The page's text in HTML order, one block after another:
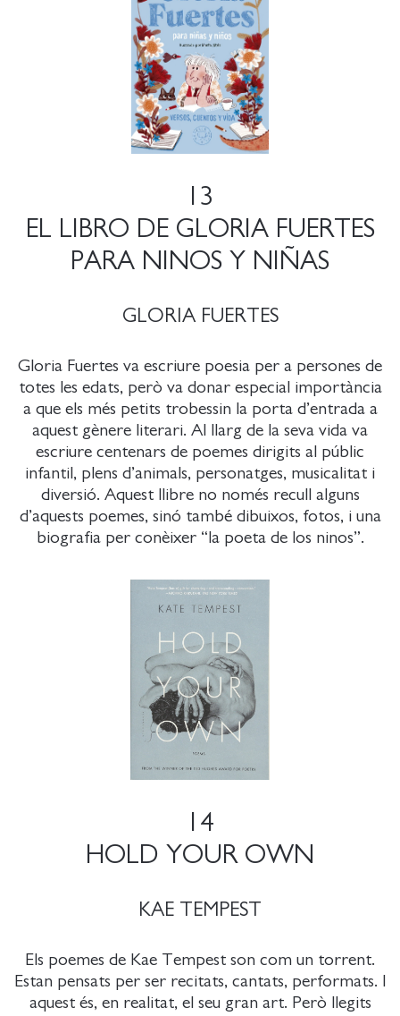
13
EL LIBRO DE GLORIA FUERTES
PARA NINOS Y NIÑAS
GLORIA FUERTES
Gloria Fuertes va escriure poesia per a persones de
totes les edats, però va donar especial importància
a que els més petits trobessin la porta d’entrada a
aquest gènere literari. Al llarg de la seva vida va
escriure centenars de poemes dirigits al públic
infantil, plens d’animals, personatges, musicalitat i
diversió. Aquest llibre no només recull alguns
d’aquests poemes, sinó també dibuixos, fotos, i una
biografia per conèixer “la poeta de los ninos”.
14
HOLD YOUR OWN
KAE TEMPEST
Els poemes de Kae Tempest son com un torrent.
Estan pensats per ser recitats, cantats, performats. I
aquest és, en realitat, el seu gran art. Però llegits